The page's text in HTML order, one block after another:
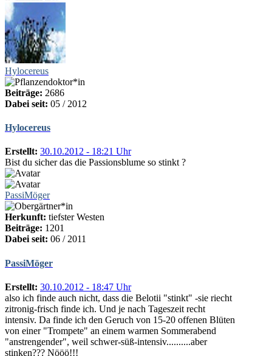
Hylocereus
Beiträge: 2686
Dabei seit: 05 / 2012
Hylocereus
Erstellt: 30.10.2012 - 18:21 Uhr
Bist du sicher das die Passionsblume so stinkt ?
PassiMöger
Herkunft: tiefster Westen
Beiträge: 1201
Dabei seit: 06 / 2011
PassiMöger
Erstellt: 30.10.2012 - 18:47 Uhr
also ich finde auch nicht, dass die Belotii "stinkt" -sie riecht
zitronig-frisch finde ich. Und je nach Tageszeit recht
intensiv. Da finde ich den Geruch von 15-20 offenen Blüten
von einer "Trompete" an einem warmen Sommerabend
"anstrengender", weil schwer-süß-intensiv..........aber
stinken??? Nööö!!!